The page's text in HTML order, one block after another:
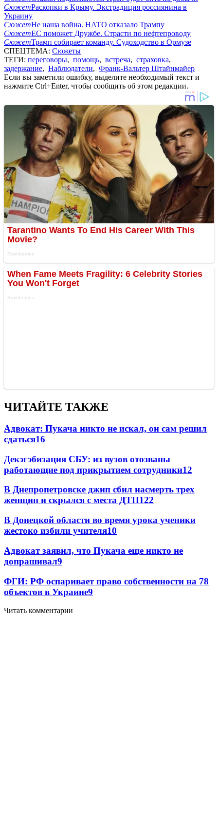
СюжетРаскопки в Крыму. Экстрадиция россиянина в
Украину
СюжетНе наша война. НАТО отказало Трампу
СюжетЕС поможет Дружбе. Страсти по нефтепроводу
СюжетТрамп собирает команду. Судоходство в Ормузе
СПЕЦТЕМА: Сюжеты
ТЕГИ: переговоры, помощь, встреча, страховка,
задержание, Наблюдатели, Франк-Вальтер Штайнмайер
Если вы заметили ошибку, выделите необходимый текст и
нажмите Ctrl+Enter, чтобы сообщить об этом редакции.
ЧИТАЙТЕ ТАКЖЕ
Адвокат: Пукача никто не искал, он сам решил
сдаться16
Декэгэбизация СБУ: из вузов отозваны
работающие под прикрытием сотрудники12
В Днепропетровске джип сбил насмерть трех
женщин и скрылся с места ДТП122
В Донецкой области во время урока ученики
жестоко избили учителя10
Адвокат заявил, что Пукача еще никто не
допрашивал9
ФГИ: РФ оспаривает право собственности на 78
объектов в Украине9
Читать комментарии